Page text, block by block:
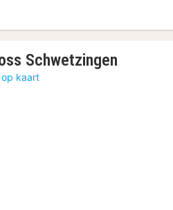
Schwetzingen
op kaart